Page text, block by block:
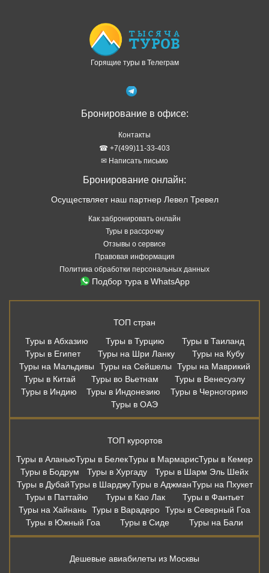
Горящие туры в Телеграм
Бронирование в офисе:
Контакты
☎ +7(499)11-33-403
✉ Написать письмо
Бронирование онлайн:
Осуществляет наш партнер Левел Тревел
Как забронировать онлайн
Туры в рассрочку
Отзывы о сервисе
Правовая информация
Политика обработки персональных данных
Подбор тура в WhatsApp
ТОП стран
Туры в Абхазию
Туры в Турцию
Туры в Таиланд
Туры в Египет
Туры на Шри Ланку
Туры на Кубу
Туры на Мальдивы
Туры на Сейшелы
Туры на Маврикий
Туры в Китай
Туры во Вьетнам
Туры в Венесуэлу
Туры в Индию
Туры в Индонезию
Туры в Черногорию
Туры в ОАЭ
ТОП курортов
Туры в АланьюТуры в БелекТуры в МармарисТуры в Кемер
Туры в Бодрум
Туры в Хургаду
Туры в Шарм Эль Шейх
Туры в ДубайТуры в ШарджуТуры в АджманТуры на Пхукет
Туры в Паттайю
Туры в Као Лак
Туры в Фантьет
Туры на Хайнань Туры в Варадеро Туры в Северный Гоа
Туры в Южный Гоа
Туры в Сиде Туры на Бали
Дешевые авиабилеты из Москвы